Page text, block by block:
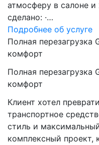
атмосферу в салоне и
сделано: ·…
Подробнее об услуге
Полная перезагрузка
комфорт
Полная перезагрузка
комфорт
Клиент хотел
транспортное
стиль и
комплексный проект,